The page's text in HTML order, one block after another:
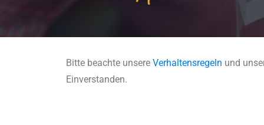
Bitte beachte unsere Verhaltensregeln und
Einverstanden.